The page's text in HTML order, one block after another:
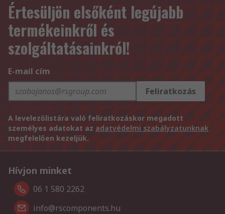
Értesüljön elsőként legújabb
termékeinkről és
szolgáltatásainkról!
E-mail cím
Feliratkozás
A levelezőlistára való feliratkozáskor megadott
személyes adatokat az adatvédelmi szabályzatunknak
megfelelően kezeljük.
Hívjon minket
06 1 580 2262
info@rscomponents.hu